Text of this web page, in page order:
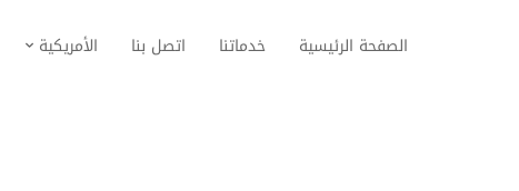
الصفحة الرئيسية خدماتنا اتصل بنا الأمريكية